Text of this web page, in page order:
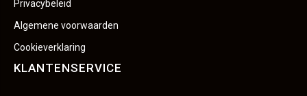
Privacybeleid
Algemene voorwaarden
Cookieverklaring
KLANTENSERVICE